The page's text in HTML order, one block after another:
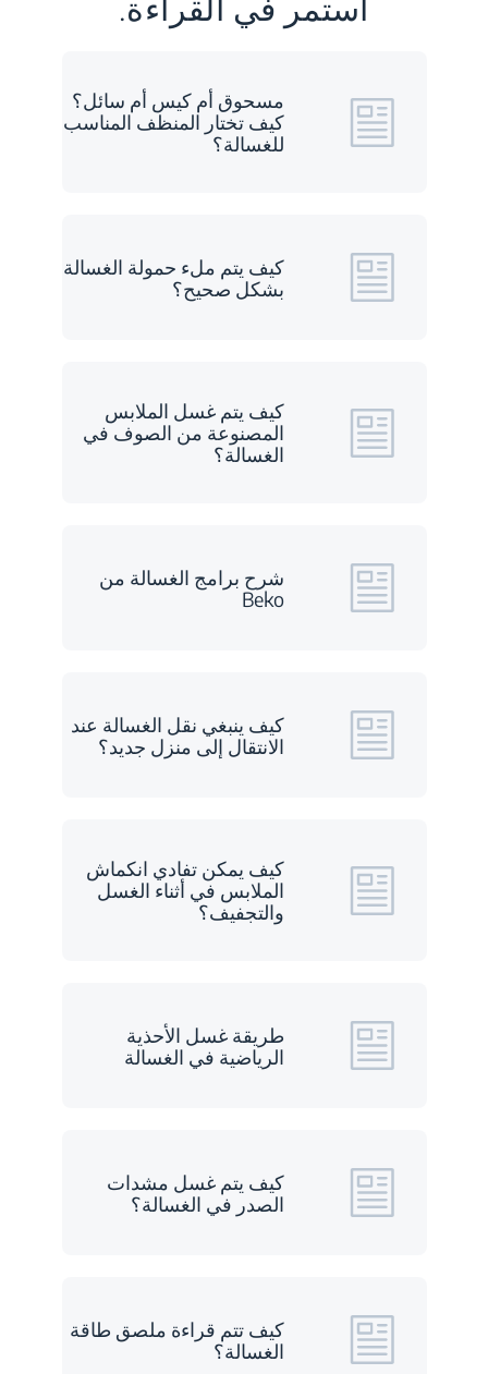
مسحوق أم كيس أم سائل؟
كيف تختار المنظف المناسب
للغسالة؟
كيف يتم ملء حمولة الغسالة
بشكل صحيح؟
كيف يتم غسل الملابس
المصنوعة من الصوف في
الغسالة؟
شرح برامج الغسالة من
Beko
كيف ينبغي نقل الغسالة عند
الانتقال إلى منزل جديد؟
كيف يمكن تفادي انكماش
الملابس في أثناء الغسل
والتجفيف؟
طريقة غسل الأحذية
الرياضية في الغسالة
كيف يتم غسل مشدات
الصدر في الغسالة؟
كيف تتم قراءة ملصق طاقة
الغسالة؟